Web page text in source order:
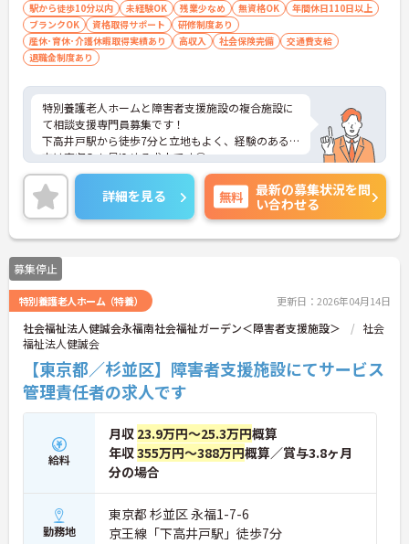
駅から徒歩10分以内 未経験OK 残業少なめ 無資格OK
年間休日110日以上
ブランクOK
資格取得サポート
研修制度あり
産休･育休･介護休暇取得実績あり
高収入 社会保険完備
交通費支給
退職金制度あり
特別養護老人ホームと障害者支援施設の複合施設に
て相談支援専門員募集です！
下高井戸駅から徒歩7分と立地もよく、経験のある
方は高収入も見込める求人です◎
ご興味ある方には、面接対策ポイントなど、さらに
詳細をお話しいたしますのでお気軽にご相談くださ
い！
詳細を見る 無料
最新の募集状況を問
い合わせる
募集停止
特別養護老人ホーム（特養） 更新日：2026年04月14日
社会福祉法人健誠会永福南社会福祉ガーデン＜障害者支援施設＞
社会
福祉法人健誠会
【東京都／杉並区】障害者支援施設にてサービス
管理責任者の求人です
給料
月収 23.9万円～25.3万円概算
年収355万円～388万円概算／賞与3.8ヶ月
分の場合
勤務地
東京都 杉並区 永福1-7-6
京王線「下高井戸駅」徒歩7分